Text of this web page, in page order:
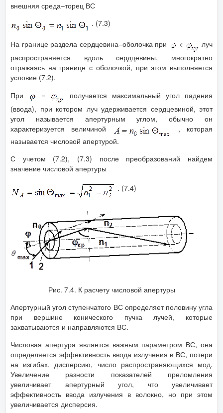
внешняя среда–торец ВС
. (7.3)
На границе раздела сердцевина–оболочка при <
луч
распространяется вдоль сердцевины, многократно
отражаясь на границе с оболочкой, при этом выполняется
условие (7.2).
При
=
получается максимальный угол падения
(ввода), при котором луч удерживается сердцевиной, этот
угол называется апертурным углом, обычно он
характеризуется величиной
, которая
называется числовой апертурой.
С учетом (7.2), (7.3) после преобразований найдем
значение числовой апертуры
. (7.4)
Рис. 7.4. К расчету числовой апертуры
Апертурный угол ступенчатого ВС определяет половину угла
при вершине конического пучка лучей, которые
захватываются и направляются ВС.
Числовая апертура является важным параметром ВС, она
определяется эффективность ввода излучения в ВС, потери
на изгибах, дисперсию, число распространяющихся мод.
Увеличение разности показателей преломления
увеличивает апертурный угол, что увеличивает
эффективность ввода излучения в волокно, но при этом
увеличивается дисперсия.